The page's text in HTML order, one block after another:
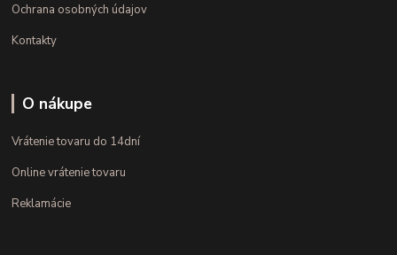
Ochrana osobných údajov
Kontakty
O nákupe
Vrátenie tovaru do 14dní
Online vrátenie tovaru
Reklamácie